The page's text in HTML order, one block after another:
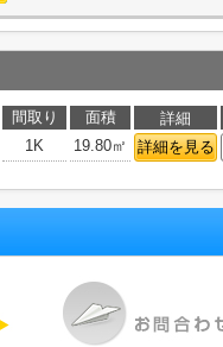
間取り 面積 詳細
1K 19.80㎡ 詳細を見る